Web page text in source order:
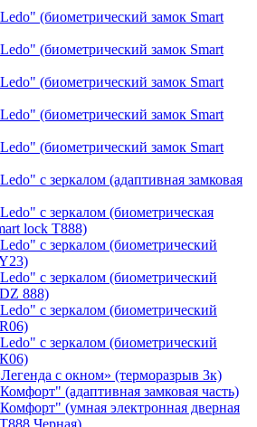
(биометрический замок Smart
(биометрический замок Smart
(биометрический замок Smart
(биометрический замок Smart
(биометрический замок Smart
с зеркалом (адаптивная замковая
с зеркалом (биометрическая
lock T888)
с зеркалом (биометрический
с зеркалом (биометрический
888)
с зеркалом (биометрический
с зеркалом (биометрический
с окном» (терморазрыв 3к)
(адаптивная замковая часть)
(умная электронная дверная
Черная)